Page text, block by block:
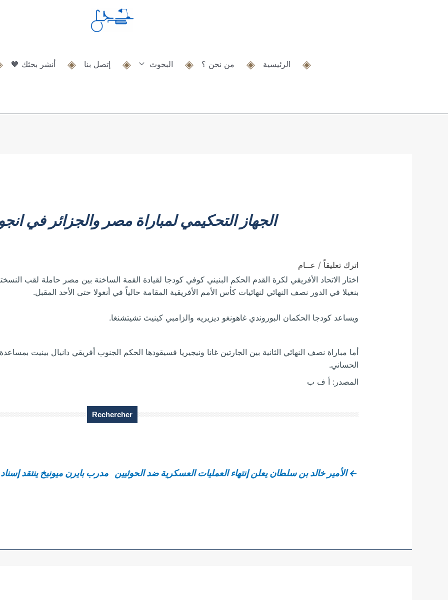
الرئيسية من نحن ؟ البحوث إتصل بنا أنشر بحثك 🧡
الجهاز التحكيمي لمباراة مصر والجزائر في انجولا
اترك تعليقاً / عــام
اختار الاتحاد الأفريقي لكرة القدم الحكم البنيني كوفي كودجا لقيادة القمة الساخنة بين مصر حاملة لقب
بنغيلا في الدور نصف النهائي لنهائيات كأس الأمم الأفريقية المقامة حالياً في أنغولا حتى الأحد المقبل.
ويساعد كودجا الحكمان البوروندي غاهونغو ديزيريه والزامبي كينيث تشيتشنغا.
أما مباراة نصف النهائي الثانية بين الجارتين غانا ونيجيريا فسيقودها الحكم الجنوب أفريقي دانيال بينيت
الحساني.
المصدر: أ ف ب
Rechercher
←الأمير خالد بن سلطان يعلن إنتهاء العمليات العسكرية ضد الحوثيين مدرب بايرن ميونيخ ينتقد إسناد تنظيم